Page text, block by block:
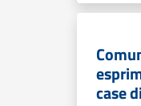
case